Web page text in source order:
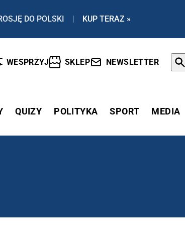
DO POLSKI | KUP TERAZ »
WESPRZYJ SKLEP NEWSLETTER
QUIZY POLITYKA SPORT MEDIA